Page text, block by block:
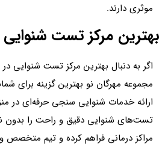
موثری دارند.
بهترین مرکز تست شنوایی
اگر به دنبال بهترین مرکز تست شنوایی
مجموعه مهرگان نو بهترین گزینه برای
ارائه خدمات شنوایی سنجی حرفه‌ای در
تست‌های شنوایی دقیق و راحت را بدون
مراکز درمانی فراهم کرده و تیم متخصص